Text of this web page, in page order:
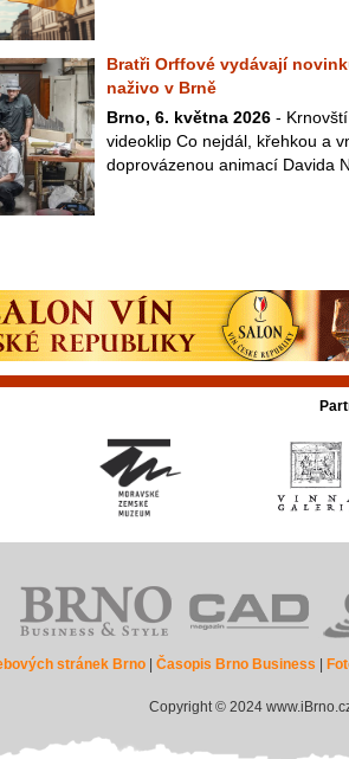
Bratři Orffové vydávají
naživo v Brně
Brno, 6. května 2026 -
videoklip Co nejdál, křehkou a
doprovázenou animací Davida
stránek Brno |Časopis Brno Business
Copyright © 2024